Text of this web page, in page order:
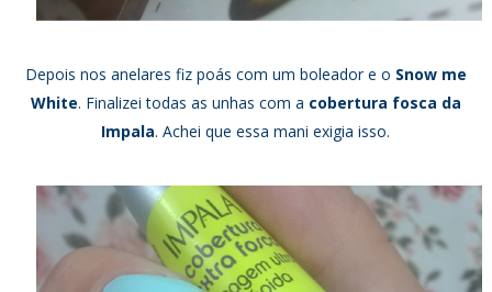
Depois nos anelares fiz poás com um boleador e o Snow me
White. Finalizei todas as unhas com a cobertura fosca da
Impala. Achei que essa mani exigia isso.